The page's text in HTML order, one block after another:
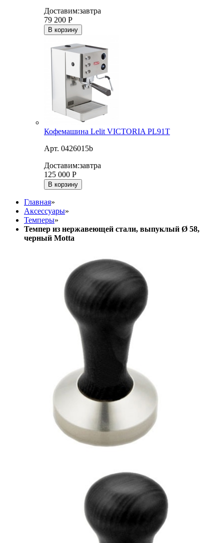
Доставим:завтра
79 200 Р
В корзину
Кофемашина Lelit VICTORIA PL91T
Арт. 0426015b
Доставим:завтра
125 000 Р
В корзину
Главная»
Аксессуары»
Темперы»
Темпер из нержавеющей стали, выпуклый Ø 58,
черный Motta